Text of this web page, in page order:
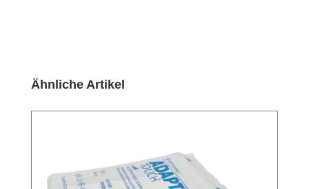
Produktgalerie überspringen
Ähnliche Artikel